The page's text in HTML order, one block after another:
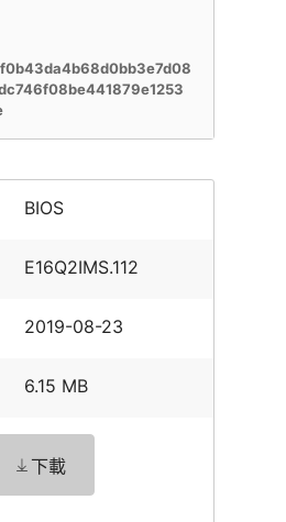
BIOS
E16Q2IMS.112
2019-08-23
6.15 MB
下載